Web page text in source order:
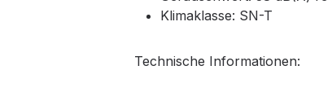
Klimaklasse: SN-T
Technische Informationen: